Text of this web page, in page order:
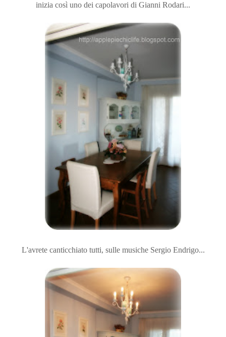
inizia così uno dei capolavori di Gianni Rodari...
L'avrete canticchiato tutti, sulle musiche Sergio Endrigo...